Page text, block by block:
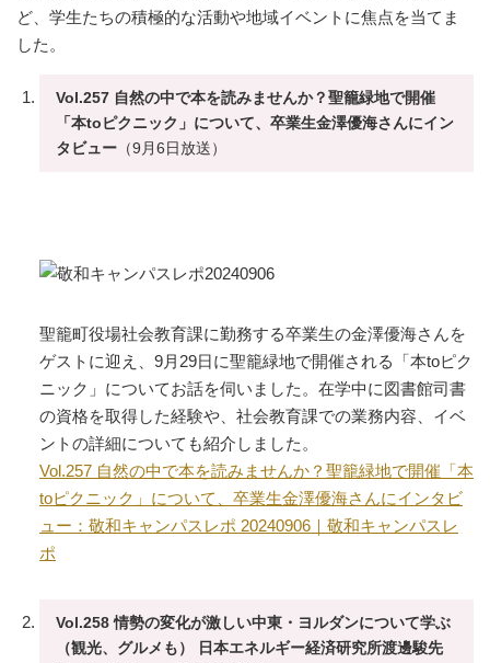
ど、学生たちの積極的な活動や地域イベントに焦点を当てま
した。
Vol.257 自然の中で本を読みませんか？聖籠緑地で開催
「本toピクニック」について、卒業生金澤優海さんにイン
タビュー （9月6日放送）
聖籠町役場社会教育課に勤務する卒業生の金澤優海さんを
ゲストに迎え、9月29日に聖籠緑地で開催される「本toピク
ニック」についてお話を伺いました。在学中に図書館司書
の資格を取得した経験や、社会教育課での業務内容、イベ
ントの詳細についても紹介しました。
Vol.257 自然の中で本を読みませんか？聖籠緑地で開催「本
toピクニック」について、卒業生金澤優海さんにインタビ
ュー：敬和キャンパスレポ 20240906｜敬和キャンパスレ
ポ
Vol.258 情勢の変化が激しい中東・ヨルダンについて学ぶ
（観光、グルメも） 日本エネルギー経済研究所渡邊駿先